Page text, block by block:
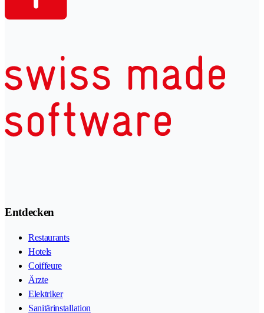
Entdecken
Restaurants
Hotels
Coiffeure
Ärzte
Elektriker
Sanitärinstallation